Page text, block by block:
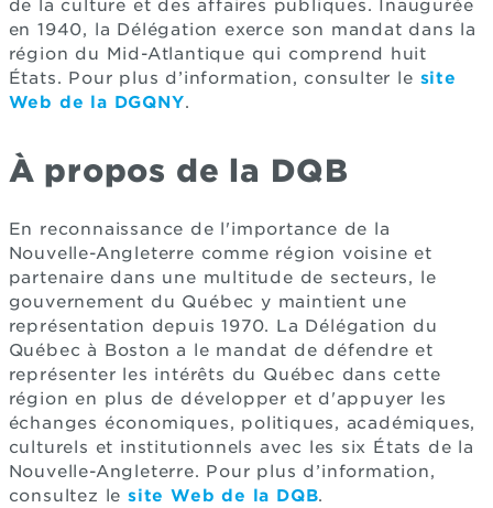
de la culture et des affaires publiques. Inaugurée
en 1940, la Délégation exerce son mandat dans la
région du Mid-Atlantique qui comprend huit
États. Pour plus d’information, consulter le site
Web de la DGQNY.
À propos de la DQB
En reconnaissance de l'importance de la
Nouvelle-Angleterre comme région voisine et
partenaire dans une multitude de secteurs, le
gouvernement du Québec y maintient une
représentation depuis 1970. La Délégation du
Québec à Boston a le mandat de défendre et
représenter les intérêts du Québec dans cette
région en plus de développer et d'appuyer les
échanges économiques, politiques, académiques,
culturels et institutionnels avec les six États de la
Nouvelle-Angleterre. Pour plus d’information,
consultez le site Web de la DQB.